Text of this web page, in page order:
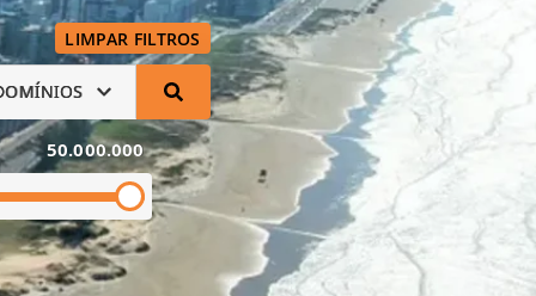
LIMPAR FILTROS
50.000.000